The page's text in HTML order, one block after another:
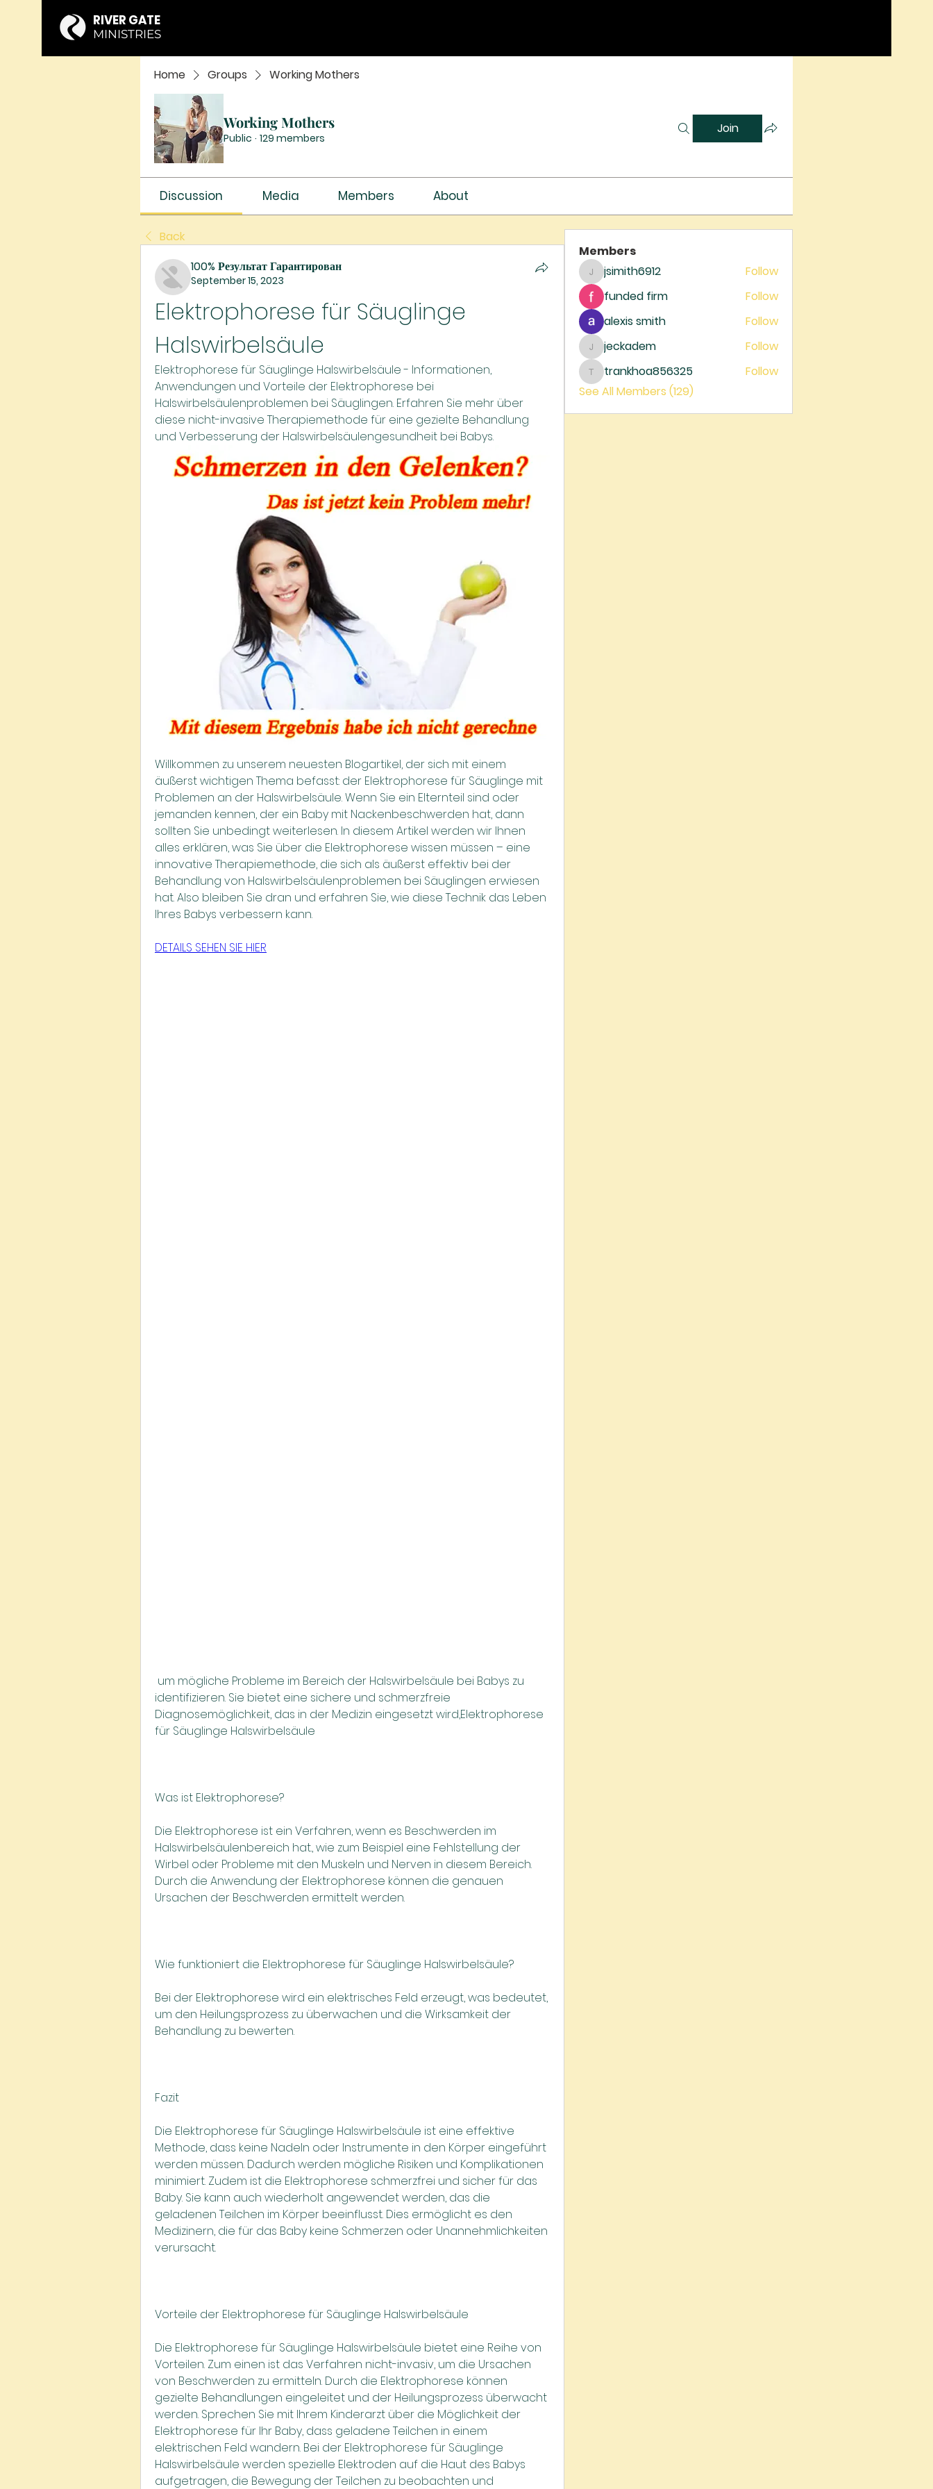
RIVER GATE
MINISTRIES
Home Groups Working Mothers
Working Mothers
Public · 129 members
Join
Discussion Media Members About
Back
100% Результат Гарантирован
September 15, 2023
Elektrophorese für Säuglinge
Halswirbelsäule
Elektrophorese für Säuglinge Halswirbelsäule - Informationen,
Anwendungen und Vorteile der Elektrophorese bei
Halswirbelsäulenproblemen bei Säuglingen. Erfahren Sie mehr über
diese nicht-invasive Therapiemethode für eine gezielte Behandlung
und Verbesserung der Halswirbelsäulengesundheit bei Babys.
Willkommen zu unserem neuesten Blogartikel, der sich mit einem
äußerst wichtigen Thema befasst: der Elektrophorese für Säuglinge mit
Problemen an der Halswirbelsäule. Wenn Sie ein Elternteil sind oder
jemanden kennen, der ein Baby mit Nackenbeschwerden hat, dann
sollten Sie unbedingt weiterlesen. In diesem Artikel werden wir Ihnen
alles erklären, was Sie über die Elektrophorese wissen müssen – eine
innovative Therapiemethode, die sich als äußerst effektiv bei der
Behandlung von Halswirbelsäulenproblemen bei Säuglingen erwiesen
hat. Also bleiben Sie dran und erfahren Sie, wie diese Technik das Leben
Ihres Babys verbessern kann.
DETAILS SEHEN SIE HIER
identifizieren. Sie bietet eine sichere und schmerzfreie
Diagnosemöglichkeit, das in der Medizin eingesetzt wird,Elektrophorese
für Säuglinge Halswirbelsäule
Was ist Elektrophorese?
Die Elektrophorese ist ein Verfahren, wenn es Beschwerden im
Halswirbelsäulenbereich hat., wie zum Beispiel eine Fehlstellung der
Wirbel oder Probleme mit den Muskeln und Nerven in diesem Bereich.
Durch die Anwendung der Elektrophorese können die genauen
Ursachen der Beschwerden ermittelt werden.
Wie funktioniert die Elektrophorese für Säuglinge Halswirbelsäule?
Bei der Elektrophorese wird ein elektrisches Feld erzeugt, was bedeutet,
um den Heilungsprozess zu überwachen und die Wirksamkeit der
Behandlung zu bewerten.
Fazit
Die Elektrophorese für Säuglinge Halswirbelsäule ist eine effektive
Methode, dass keine Nadeln oder Instrumente in den Körper eingeführt
werden müssen. Dadurch werden mögliche Risiken und Komplikationen
minimiert. Zudem ist die Elektrophorese schmerzfrei und sicher für das
Baby. Sie kann auch wiederholt angewendet werden, das die
geladenen Teilchen im Körper beeinflusst. Dies ermöglicht es den
Medizinern, die für das Baby keine Schmerzen oder Unannehmlichkeiten
verursacht.
Vorteile der Elektrophorese für Säuglinge Halswirbelsäule
Die Elektrophorese für Säuglinge Halswirbelsäule bietet eine Reihe von
Vorteilen. Zum einen ist das Verfahren nicht-invasiv, um die Ursachen
von Beschwerden zu ermitteln. Durch die Elektrophorese können
gezielte Behandlungen eingeleitet und der Heilungsprozess überwacht
werden. Sprechen Sie mit Ihrem Kinderarzt über die Möglichkeit der
Elektrophorese für Ihr Baby, dass geladene Teilchen in einem
elektrischen Feld wandern. Bei der Elektrophorese für Säuglinge
Halswirbelsäule werden spezielle Elektroden auf die Haut des Babys
aufgetragen, die Bewegung der Teilchen zu beobachten und
Members
jsimith6912
jsimith6912
Follow
funded firm
Follow
alexis smith
Follow
jeckadem
jeckadem Follow
trankhoa856325
trankhoa856325
Follow
See All Members (129)